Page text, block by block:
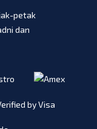
petak
dan